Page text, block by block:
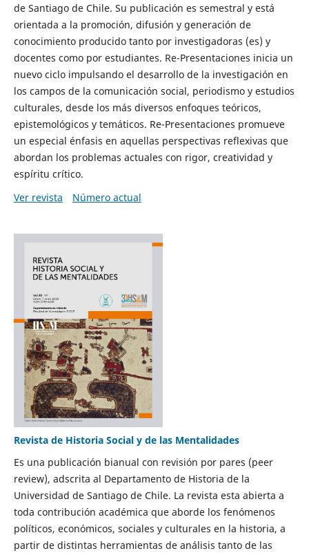
de Santiago de Chile. Su publicación es semestral y está
orientada a la promoción, difusión y generación de
conocimiento producido tanto por investigadoras (es) y
docentes como por estudiantes. Re-Presentaciones inicia un
nuevo ciclo impulsando el desarrollo de la investigación en
los campos de la comunicación social, periodismo y estudios
culturales, desde los más diversos enfoques teóricos,
epistemológicos y temáticos. Re-Presentaciones promueve
un especial énfasis en aquellas perspectivas reflexivas que
abordan los problemas actuales con rigor, creatividad y
espíritu crítico.
Ver revista
Número actual
Revista de Historia Social y de las Mentalidades
Es una publicación bianual con revisión por pares (peer
review), adscrita al Departamento de Historia de la
Universidad de Santiago de Chile. La revista esta abierta a
toda contribución académica que aborde los fenómenos
políticos, económicos, sociales y culturales en la historia, a
partir de distintas herramientas de análisis tanto de las